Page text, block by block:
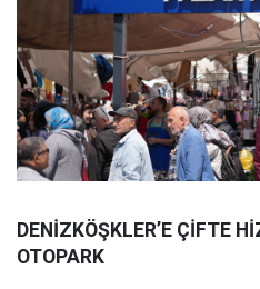
DENİZKÖŞKLER’E ÇİFTE
OTOPARK